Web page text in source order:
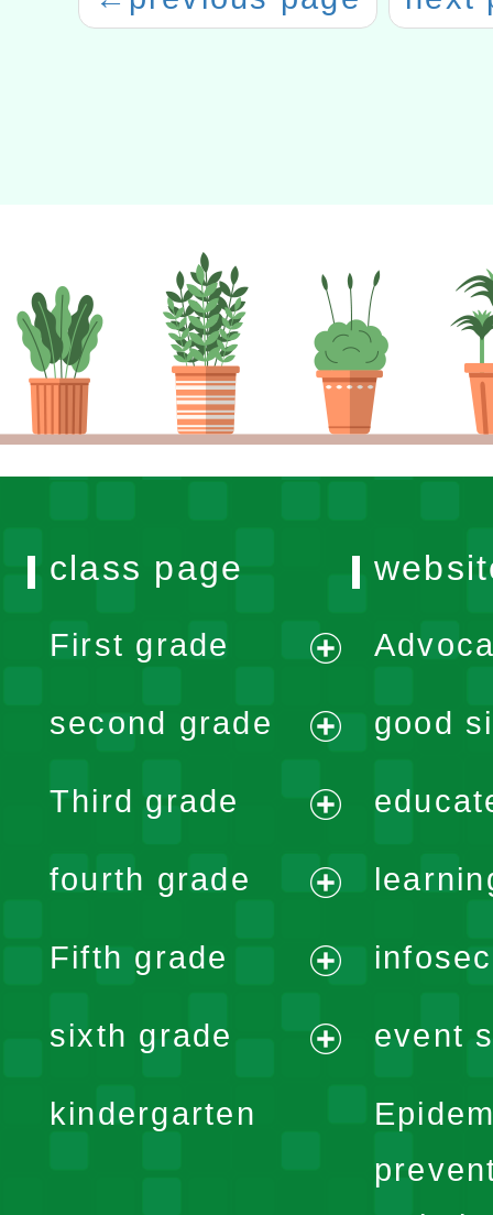
class page
First grade
menu
second grade
menu
Third grade
menu
fourth grade
menu
Fifth grade
menu
sixth grade
kindergarten
good
event